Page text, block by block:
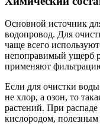
Основной источник
водопровод. Для
чаще всего
непоправимый ущерб
применяют
Если для очистки
не хлор, а озон, то
растений. При
кислородом, полезным